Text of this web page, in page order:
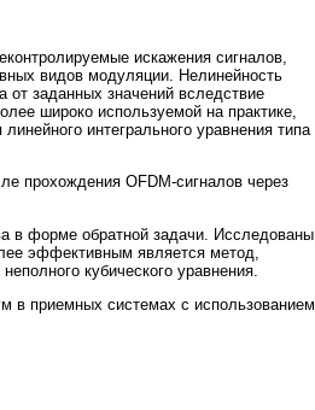
искажения сигналов,
видов модуляции. Нелинейность
заданных значений вследствие
широко используемой на практике,
интегрального уравнения типа
прохождения OFDM-сигналов через
в форме обратной задачи. Исследованы
эффективным является метод,
кубического уравнения.
в приемных системах с использованием